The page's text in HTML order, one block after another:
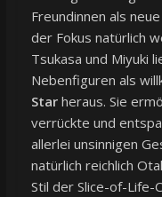
Freundinnen als
der Fokus natürlich
Tsukasa und Miyuki
Nebenfiguren als
Starheraus. Sie
verrückte und
allerlei unsinnigen
natürlich reichlich
Stil der Slice-of-Life-